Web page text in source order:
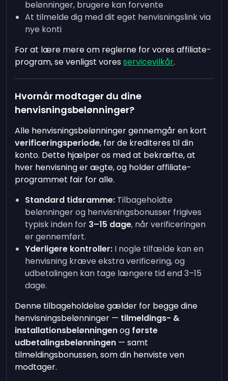
belønninger, brugere kan forvente
At tilmelde dig med dit eget henvisningslink via
nye konti
For at lære mere om reglerne for vores affiliate-
program, se venligst voresservicevilkår.
Hvornår modtager du dine
henvisningsbelønninger?
Alle henvisningsbelønninger gennemgår en kort
verificeringsperiode, før de krediteres til din
konto. Dette hjælper os med at bekræfte, at
hver henvisning er ægte, og holder affiliate-
programmet fair for alle.
Standard tidsramme: Tilbageholdte
belønninger og henvisningsbonusser frigives
typisk inden for 3–15 dage, når verificeringen
er gennemført.
Yderligere kontroller: I nogle tilfælde kan en
henvisning kræve ekstra verificering, og
udbetalingen kan tage længere tid end 3–15
dage.
Denne tilbageholdelse gælder for begge dine
henvisningsbelønninger — tilmeldings- &
installationsbelønningenog første
udbetalingsbelønningen — samt
tilmeldingsbonussen, som din henviste ven
modtager.